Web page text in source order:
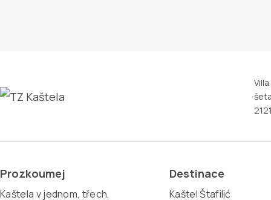
Prozkoumej
Kaštela v jednom, třech,
Destinace
Kaštel Štafilić